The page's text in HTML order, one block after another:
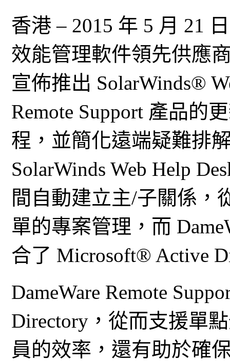
香港 – 2015 年 5 月 21
效能管理軟件領先供應
宣佈推出 SolarWinds®
Remote Support 產品的
程，並簡化遠端疑難排
SolarWinds Web Help
間自動建立主/子關係，
單的專案管理，而
合了 Microsoft® Active
DameWare Remote
Directory，從而支援單
員的效率，還有助於確